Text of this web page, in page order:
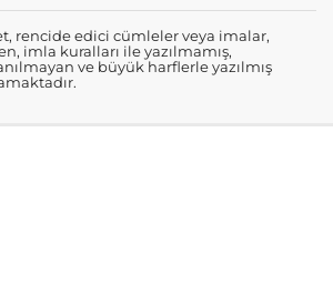
rencide edici cümleler veya imalar,
imla kuralları ile yazılmamış,
ve büyük harflerle yazılmış